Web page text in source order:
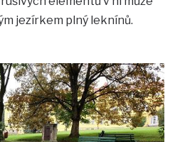
jezírkem plný leknínů.